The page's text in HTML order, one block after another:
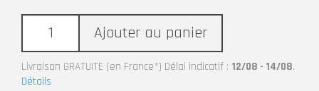
Ajouter au panier
Livraison GRATUITE (en France*) Délai indicatif : 12/08 - 14/08.
Détails